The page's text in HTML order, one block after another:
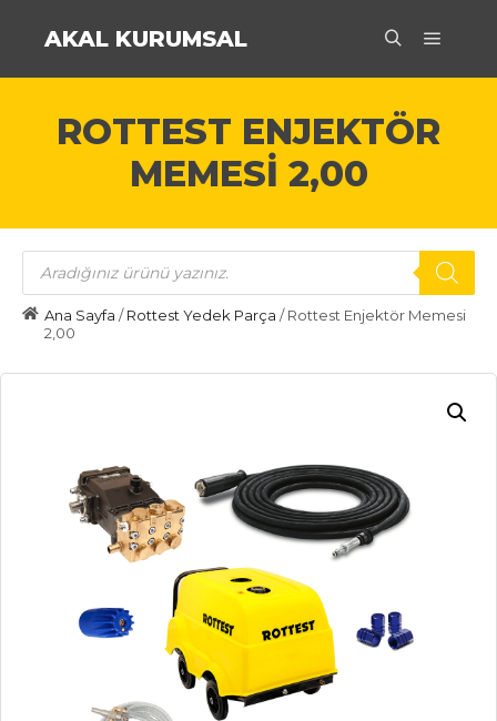
AKAL KURUMSAL
ROTTEST ENJEKTÖR
MEMESI 2,00
Products
search
Ana Sayfa /Rottest Yedek Parça / Rottest Enjektör Memesi
2,00